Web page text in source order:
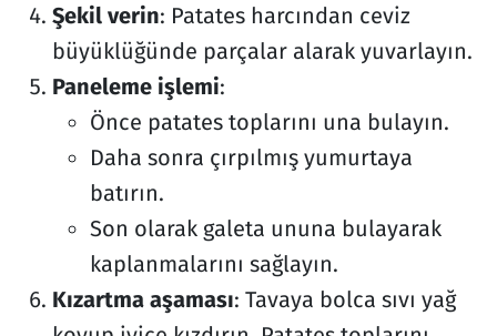
Şekil verin: Patates harcından ceviz
büyüklüğünde parçalar alarak yuvarlayın.
Paneleme işlemi:
Önce patates toplarını una bulayın.
Daha sonra çırpılmış yumurtaya
batırın.
Son olarak galeta ununa bulayarak
kaplanmalarını sağlayın.
Kızartma aşaması: Tavaya bolca sıvı yağ